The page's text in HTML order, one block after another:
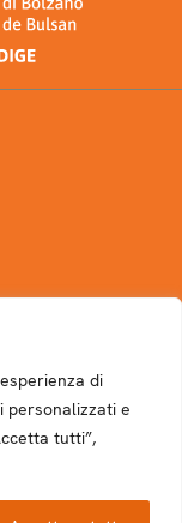
di
personalizzati e
tutti”,